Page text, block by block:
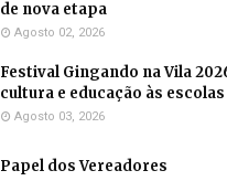
de nova etapa
Agosto 02, 2026
Festival Gingando na Vila
cultura e educação às
Agosto 03, 2026
Papel dos Vereadores